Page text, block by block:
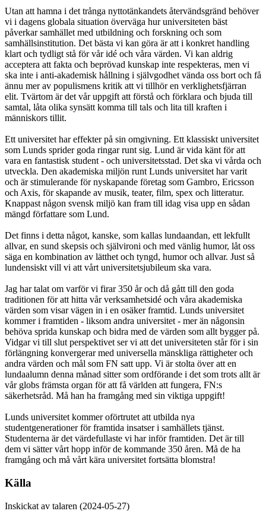
Utan att hamna i det trånga nyttotänkandets återvändsgränd behöver
vi i dagens globala situation överväga hur universiteten bäst
påverkar samhället med utbildning och forskning och som
samhällsinstitution. Det bästa vi kan göra är att i konkret handling
klart och tydligt stå för vår idé och våra värden. Vi kan aldrig
acceptera att fakta och beprövad kunskap inte respekteras, men vi
ska inte i anti-akademisk hållning i självgodhet vända oss bort och få
ännu mer av populismens kritik att vi tillhör en verklighetsfjärran
elit. Tvärtom är det vår uppgift att förstå och förklara och bjuda till
samtal, låta olika synsätt komma till tals och lita till kraften i
människors tillit.
Ett universitet har effekter på sin omgivning. Ett klassiskt universitet
som Lunds sprider goda ringar runt sig. Lund är vida känt för att
vara en fantastisk student - och universitetsstad. Det ska vi vårda och
utveckla. Den akademiska miljön runt Lunds universitet har varit
och är stimulerande för nyskapande företag som Gambro, Ericsson
och Axis, för skapande av musik, teater, film, spex och litteratur.
Knappast någon svensk miljö kan fram till idag visa upp en sådan
mängd författare som Lund.
Det finns i detta något, kanske, som kallas lundaandan, ett lekfullt
allvar, en sund skepsis och självironi och med vänlig humor, låt oss
säga en kombination av lätthet och tyngd, humor och allvar. Just så
lundensiskt vill vi att vårt universitetsjubileum ska vara.
Jag har talat om varför vi firar 350 år och då gått till den goda
traditionen för att hitta vår verksamhetsidé och våra akademiska
värden som visar vägen in i en osäker framtid. Lunds universitet
kommer i framtiden - liksom andra universitet - mer än någonsin
behöva sprida kunskap och bidra med de värden som allt bygger på.
Vidgar vi till slut perspektivet ser vi att det universiteten står för i sin
förlängning konvergerar med universella mänskliga rättigheter och
andra värden och mål som FN satt upp. Vi är stolta över att en
lundaalumn denna månad sitter som ordförande i det som trots allt är
vår globs främsta organ för att få världen att fungera, FN:s
säkerhetsråd. Må han ha framgång med sin viktiga uppgift!
Lunds universitet kommer oförtrutet att utbilda nya
studentgenerationer för framtida insatser i samhällets tjänst.
Studenterna är det värdefullaste vi har inför framtiden. Det är till
dem vi sätter vårt hopp inför de kommande 350 åren. Må de ha
framgång och må vårt kära universitet fortsätta blomstra!
Källa
Inskickat av talaren (2024-05-27)